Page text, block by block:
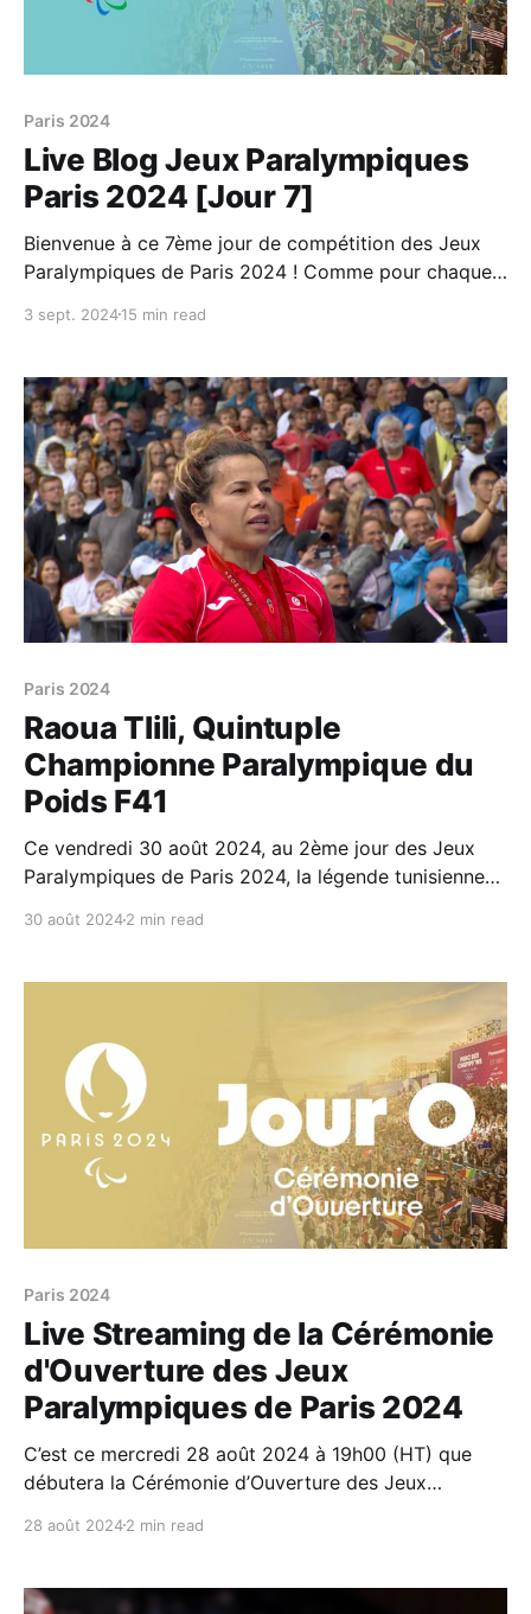
Paris 2024
Live Blog Jeux Paralympiques
Paris 2024 [Jour 7]
Bienvenue à ce 7ème jour de compétition des Jeux
Paralympiques de Paris 2024 ! Comme pour chaque
épreuves à ne pas rater, le programme et les
une sélection des infos importantes,
3 sept. 202415 min read
Paris 2024
Raoua Tlili, Quintuple
Championne Paralympique du
Poids F41
Ce vendredi 30 août 2024, au 2ème jour des Jeux
Paralympiques de Paris 2024, la légende tunisienne
30 août 20242 min read
Paris 2024
Live Streaming de la Cérémonie
d'Ouverture des Jeux
Paralympiques de Paris 2024
C’est ce mercredi 28 août 2024 à 19h00 (HT) que
débutera la Cérémonie d’Ouverture des Jeux
le Live Stream proposé par la chaine officielle du
des épreuves) ainsi que la liste des chaines pour
28 août 20242 min read